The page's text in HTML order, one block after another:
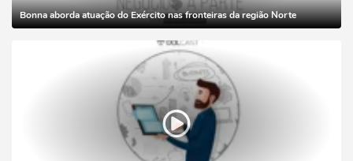
Bonna aborda atuação do Exército nas fronteiras da região Norte